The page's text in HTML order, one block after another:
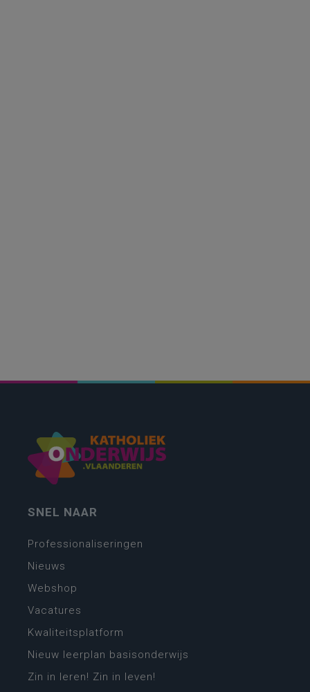
SNEL NAAR
Professionaliseringen
Nieuws
Webshop
Vacatures
Kwaliteitsplatform
Nieuw leerplan basisonderwijs
Zin in leren! Zin in leven!